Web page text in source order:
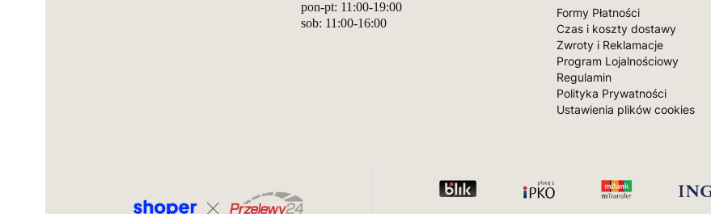
pon-pt: 11:00-19:00
sob: 11:00-16:00
Formy Płatności
Czas i koszty dostawy
Zwroty i Reklamacje
Program Lojalnościowy
Regulamin
Polityka Prywatności
Ustawienia plików cookies